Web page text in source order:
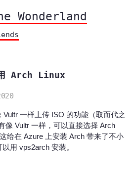
Wonderland
Arch Linux
一样上传 ISO 的功能（取而代之
像 Vultr 一样，可以直接选择 Arch
给在 Azure 上安装 Arch 带来了不小
用 vps2arch 安装。